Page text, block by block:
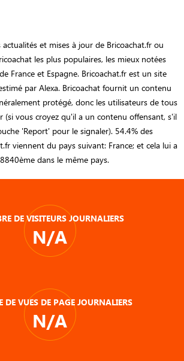
et mises à jour de Bricoachat.fr ou
les plus populaires, les mieux notées
France et Espagne. Bricoachat.fr est un site
par Alexa. Bricoachat fournit un contenu
protégé, donc les utilisateurs de tous
(si vous croyez qu'il a un contenu offensant, s'il
'Report' pour le signaler). 54.4% des
viennent du pays suivant: France; et cela lui a
dans le même pays.
DE VISITEURS JOURNALIERS
N/A
DE VUES DE PAGE JOURNALIERS
N/A